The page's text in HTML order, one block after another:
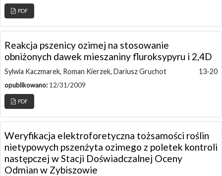
PDF
Reakcja pszenicy ozimej na stosowanie
obniżonych dawek mieszaniny fluroksypyru i 2,4D
Sylwia Kaczmarek, Roman Kierzek, Dariusz Gruchot 13-20
opublikowano: 12/31/2009
PDF
Weryfikacja elektroforetyczna tożsamości roślin
nietypowych pszenżyta ozimego z poletek kontroli
następczej w Stacji Doświadczalnej Oceny
Odmian w Zybiszowie